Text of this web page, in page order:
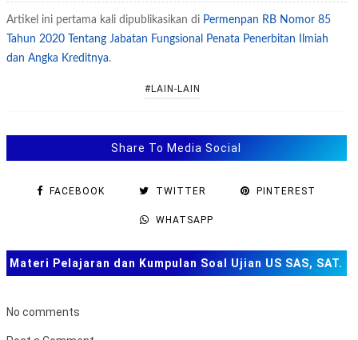
Artikel ini pertama kali dipublikasikan di Permenpan RB Nomor 85
Tahun 2020 Tentang Jabatan Fungsional Penata Penerbitan Ilmiah
dan Angka Kreditnya.
#LAIN-LAIN
Share To Media Social
FACEBOOK TWITTER PINTEREST
WHATSAPP
Materi Pelajaran dan Kumpulan Soal Ujian US SAS, SAT.
No comments